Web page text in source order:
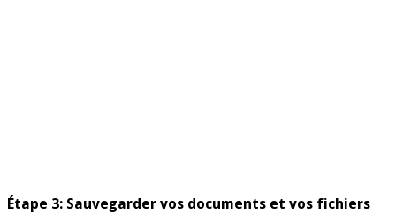
Étape 3: Sauvegarder vos documents et vos fichiers